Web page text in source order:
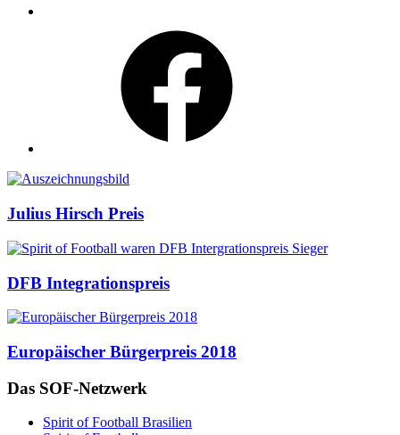
Auszeichnungen
Julius Hirsch Preis
DFB Integrationspreis
Europäischer Bürgerpreis 2018
Das SOF-Netzwerk
Spirit of Football Brasilien